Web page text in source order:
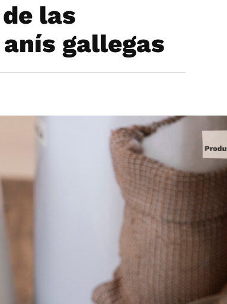
las
gallegas